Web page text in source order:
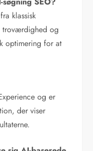
klassisk
troværdighed og
optimering for at
og er
der viser